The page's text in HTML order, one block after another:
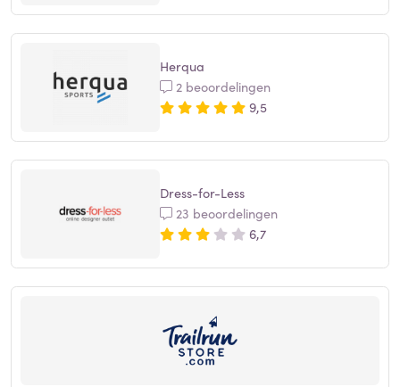
Herqua
2 beoordelingen
9,5
Dress-for-Less
23 beoordelingen
6,7